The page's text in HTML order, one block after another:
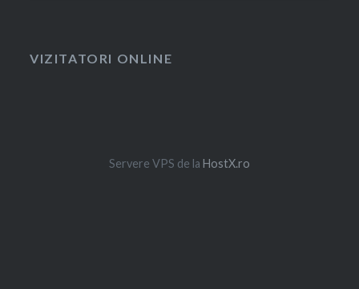
VIZITATORI ONLINE
Servere VPS de la HostX.ro